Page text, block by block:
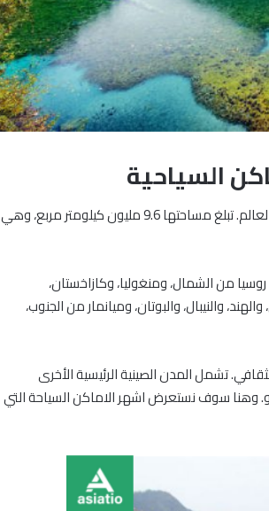
السياحية
الصين هي دولة في شرق آسيا وهي الدولة الأكثر سكانًا في العالم. تبلغ مساحتها 9.6 مليون كيلومتر مربع، وهي
من الشمال، ومنغوليا، وكازاخستان،
والنيبال، والبوتان، وميانمار من الجنوب،
تشمل المدن الصينية الرئيسية الأخرى
وهنا سوف نستعرض اشهر الاماكن السياحة التي